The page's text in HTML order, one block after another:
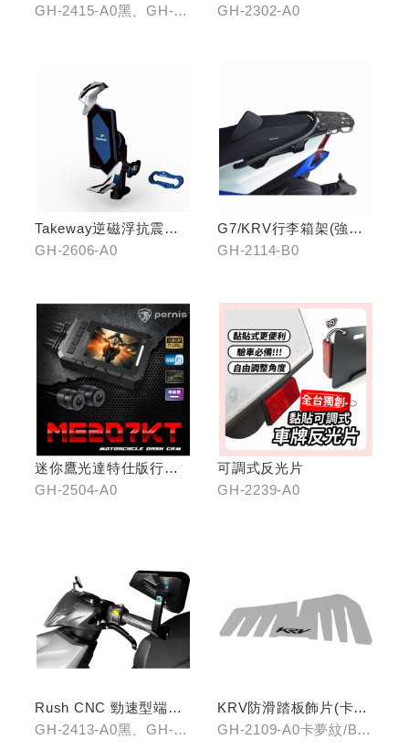
拉桿(黑/銀/鈦)
GH-2415-A0黑、GH-
(KYMCO專屬款)
GH-2302-A0
Takeway逆磁浮抗震手
機架
GH-2606-A0
G7/KRV行李箱架(強化)
置物版型
GH-2114-B0
迷你鷹光達特仕版行車
記錄器
GH-2504-A0
可調式反光片
GH-2239-A0
Rush CNC 勁速型端子
藍鏡(黑/銀/鈦)
GH-2413-A0黑、GH-
KRV防滑踏板飾片(卡夢
紋/金屬髮絲)
GH-2109-A0卡夢紋/B0